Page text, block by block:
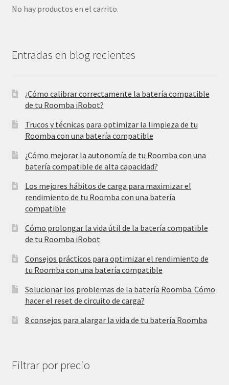
No hay productos en el carrito.
Entradas en blog recientes
¿Cómo calibrar correctamente la batería compatible
de tu Roomba iRobot?
Trucos y técnicas para optimizar la limpieza de tu
Roomba con una batería compatible
¿Cómo mejorar la autonomía de tu Roomba con una
batería compatible de alta capacidad?
Los mejores hábitos de carga para maximizar el
rendimiento de tu Roomba con una batería
compatible
Cómo prolongar la vida útil de la batería compatible
de tu Roomba iRobot
Consejos prácticos para optimizar el rendimiento de
tu Roomba con una batería compatible
Solucionar los problemas de la batería Roomba. Cómo
hacer el reset de circuito de carga?
8 consejos para alargar la vida de tu batería Roomba
Filtrar por precio